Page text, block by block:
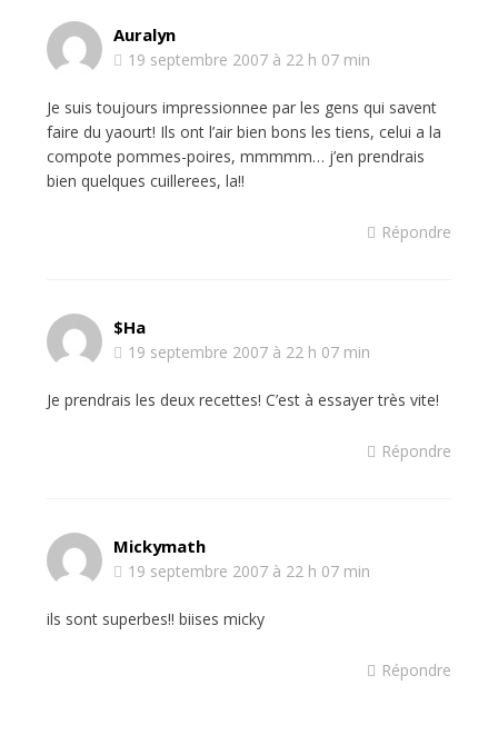
Auralyn
19 septembre 2007 à 22 h 07 min
Je suis toujours impressionnee par les gens qui savent
faire du yaourt! Ils ont l’air bien bons les tiens, celui a la
compote pommes-poires, mmmmm… j’en prendrais
bien quelques cuillerees, la!!
Répondre
$ha
19 septembre 2007 à 22 h 07 min
Je prendrais les deux recettes! C’est à essayer très vite!
Répondre
Mickymath
19 septembre 2007 à 22 h 07 min
ils sont superbes!! biises micky
Répondre